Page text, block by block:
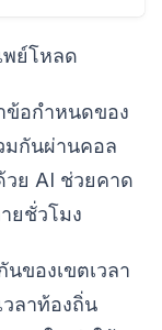
ย์โหลด
ข้อกำหนดของ
มกันผ่านคอล
ย AI ช่วยคาด
ยชั่วโมง
ของเขตเวลา
ลาท้องถิ่น